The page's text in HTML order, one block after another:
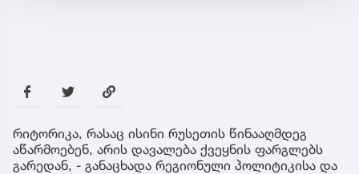
რიტორიკა, რასაც ისინი რუსეთის წინააღმდეგ
აწარმოებენ, არის დავალება ქვეყნის ფარგლებს
გარედან, - განაცხადა რეგიონული პოლიტიკისა და